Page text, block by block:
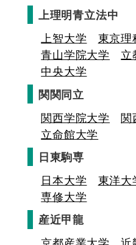
上理明青立法中
上智大学
東京理
青山学院大学
立
中央大学
関関同立
関西学院大学
関
立命館大学
日東駒専
日本大学
東洋大
専修大学
産近甲龍